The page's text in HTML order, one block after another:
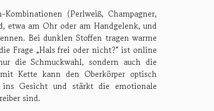
(Perlweiß, Champagner,
etwa am Ohr oder am Handgelenk, und
Bei dunklen Stoffen tragen warme
Frage „Hals frei oder nicht?“ ist online
die Schmuckwahl, sondern auch die
Kette kann den Oberkörper optisch
Gesicht und stärkt die emotionale
sind.